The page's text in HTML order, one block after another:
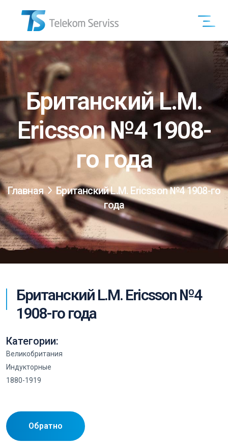
Британский L.M.
Ericsson №4 1908-
го года
Главная
Британский L.M. Ericsson №4 1908-го
года
Британский L.M. Ericsson №4
1908-го года
Категории:
Великобритания
Индукторные
1880-1919
Обратно